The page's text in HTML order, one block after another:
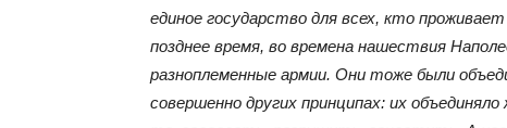
единое государство для всех, кто
позднее время, во времена нашествия
разноплеменные армии. Они тоже были
совершенно других принципах: их